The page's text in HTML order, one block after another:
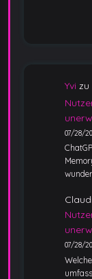
Yvi zu
07/28/
07/28/